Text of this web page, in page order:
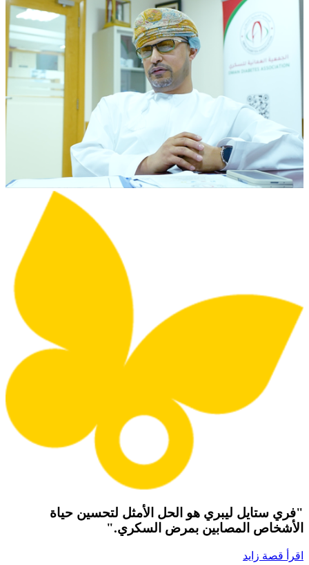
"فري ستايل ليبري هو الحل الأمثل لتحسين حياة
الأشخاص المصابين بمرض السكري."
اقرأ قصة زايد